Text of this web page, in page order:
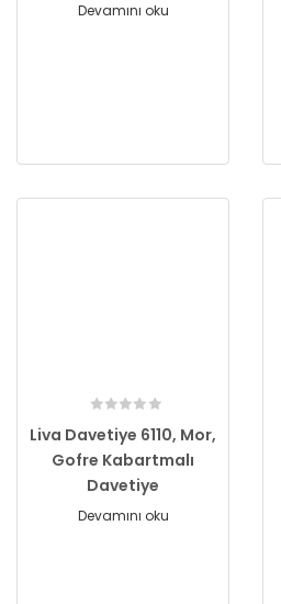
Devamını oku
Liva Davetiye 6110, Mor,
Gofre Kabartmalı
Davetiye
Devamını oku